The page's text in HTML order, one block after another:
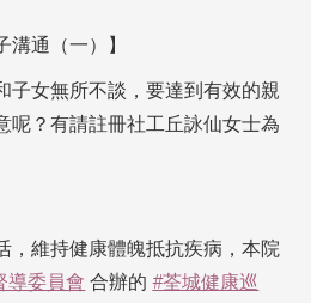
溝通（一）】
子女無所不談，要達到有效的親
呢？有請註冊社工丘詠仙女士為
，維持健康體魄抵抗疾病，本院
導委員會 合辦的#荃城健康巡